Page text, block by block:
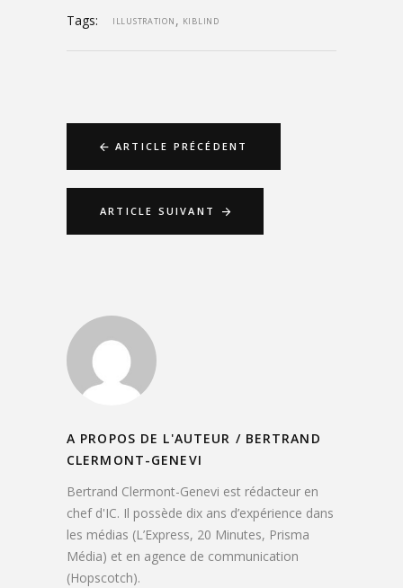
Tags: ILLUSTRATION , KIBLIND
ARTICLE PRÉCÉDENT
ARTICLE SUIVANT
A PROPOS DE L'AUTEUR / BERTRAND
CLERMONT-GENEVI
Bertrand Clermont-Genevi est rédacteur en
chef d'IC. Il possède dix ans d’expérience dans
les médias (L’Express, 20 Minutes, Prisma
Média) et en agence de communication
(Hopscotch).